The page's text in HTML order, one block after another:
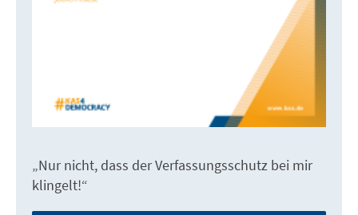
„Nur nicht, dass der Verfassungsschutz bei mir
klingelt!“